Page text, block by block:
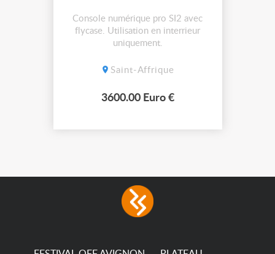
Console numérique pro SI2 avec
flycase. Utilisation en interrieur
uniquement.
Saint-Affrique
3600.00 Euro €